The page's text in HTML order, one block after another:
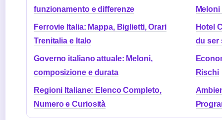
funzionamento e differenze
Ferrovie Italia: Mappa, Biglietti, Orari
Trenitalia e Italo
Hotel
du ser
Governo italiano attuale: Meloni,
composizione e durata
Rischi
Regioni Italiane: Elenco Completo,
Numero e Curiosità